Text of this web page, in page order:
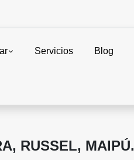
Servicios Blog
RUSSEL, MAIPÚ.